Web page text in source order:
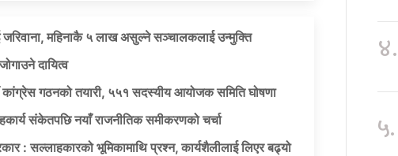
महिनाकै ५ लाख असुल्ने सञ्चालकलाई उन्मुक्ति
दायित्व
गठनको तयारी, ५५१ सदस्यीय आयोजक समिति घोषणा
संकेतपछि नयाँ राजनीतिक समीकरणको चर्चा
: सल्लाहकारको भूमिकामाथि प्रश्न, कार्यशैलीलाई लिएर बढ्यो
४.
५.